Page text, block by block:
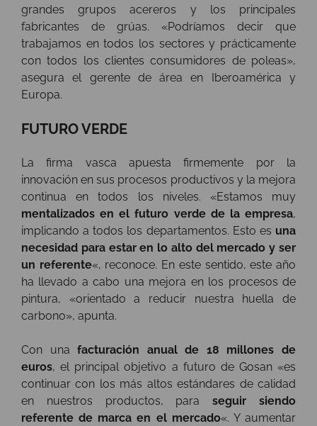
grandes grupos acereros y los principales
fabricantes de grúas. «Podríamos decir que
trabajamos en todos los sectores y prácticamente
con todos los clientes consumidores de poleas»,
asegura el gerente de área en Iberoamérica y
Europa.
FUTURO VERDE
La firma vasca apuesta firmemente por la
innovación en sus procesos productivos y la mejora
continua en todos los niveles. «Estamos muy
mentalizados en el futuro verde de la empresa,
implicando a todos los departamentos. Esto es una
necesidad para estar en lo alto del mercado y ser
un referente«, reconoce. En este sentido, este año
ha llevado a cabo una mejora en los procesos de
pintura, «orientado a reducir nuestra huella de
carbono», apunta.
Con unafacturación anual de 18 millones de
euros, el principal objetivo a futuro de Gosan «es
continuar con los más altos estándares de calidad
en nuestros productos, paraseguir siendo
referente de marca en el mercado«. Y aumentar